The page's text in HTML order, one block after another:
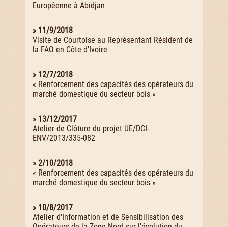
Européenne à Abidjan
» 11/9/2018
Visite de Courtoise au Représentant Résident de
la FAO en Côte d'Ivoire
» 12/7/2018
« Renforcement des capacités des opérateurs du
marché domestique du secteur bois »
» 13/12/2017
Atelier de Clôture du projet UE/DCI-
ENV/2013/335-082
» 2/10/2018
« Renforcement des capacités des opérateurs du
marché domestique du secteur bois »
» 10/8/2017
Atelier d'Information et de Sensibilisation des